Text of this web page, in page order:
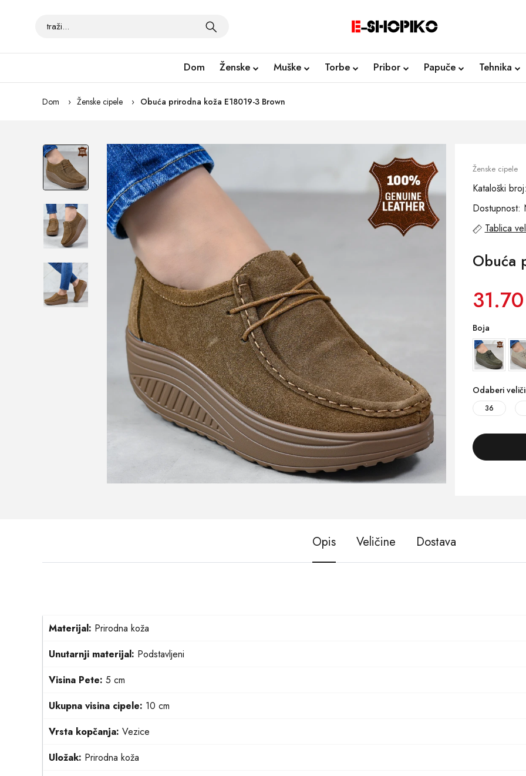
Dom Ženske Muške Torbe Pribor Papuče Tehnika
Dom Ženske cipele Obuća prirodna koža E18019-3 Brown
Ženske cipele
Kataloški
Dostupnost:
Tablica
Obuća
Boja
Odaberi
36
Opis Veličine Dostava
Materijal: Prirodna koža
Unutarnji materijal: Podstavljeni
Visina Pete: 5 cm
Ukupna visina cipele: 10 cm
Vrsta kopčanja: Vezice
Uložak: Prirodna koža